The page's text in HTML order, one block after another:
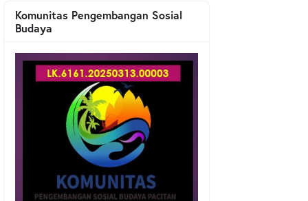
Komunitas Pengembangan Sosial
Budaya